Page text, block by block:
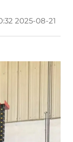
2025-08-21 10:00:32